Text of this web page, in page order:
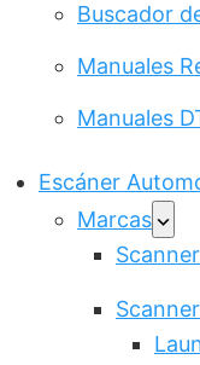
Buscador
Manuales
Manuales
Escáner
Marcas